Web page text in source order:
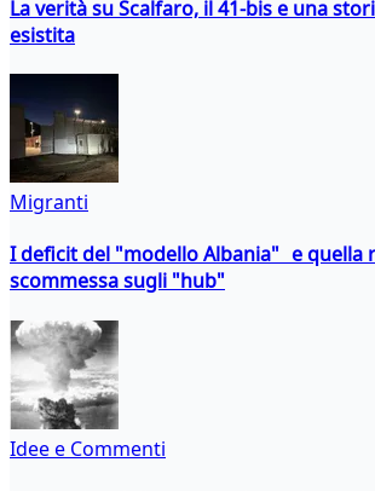
La verità su Scalfaro, il 41-bis e una
esistita
Migranti
I deficit del "modello Albania" e quella
scommessa sugli "hub"
Idee e Commenti